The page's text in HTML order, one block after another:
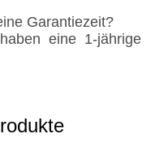
Garantiezeit?
eine 1-jährige